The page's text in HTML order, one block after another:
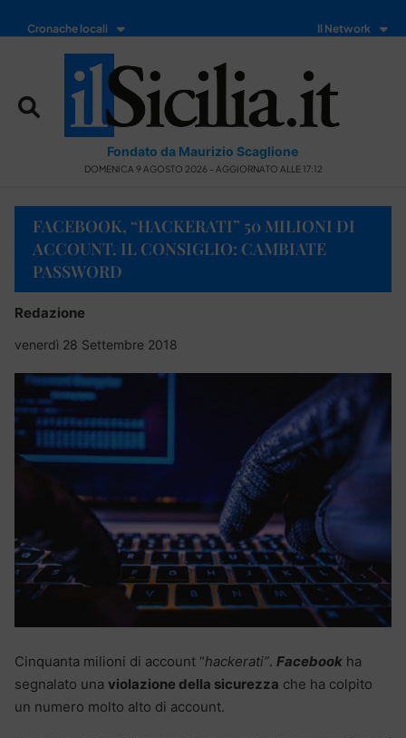
Cronache locali Il Network
Fondato da Maurizio Scaglione
DOMENICA 9 AGOSTO 2026 - AGGIORNATO ALLE 17:12
FACEBOOK, “HACKERATI” 50 MILIONI DI
ACCOUNT. IL CONSIGLIO: CAMBIATE
PASSWORD
Redazione
venerdì 28 Settembre 2018
Cinquanta milioni di account “hackerati”. Facebook ha
segnalato una violazione della sicurezza che ha colpito
un numero molto alto di account.